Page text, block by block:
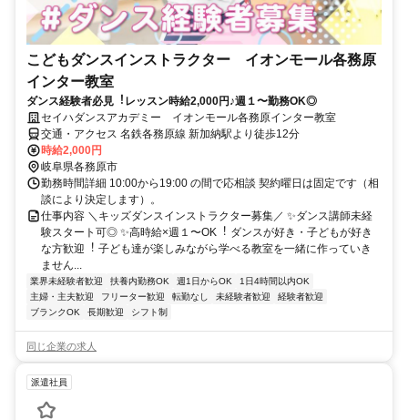
こどもダンスインストラクター イオンモール各務原
インター教室
ダンス経験者必⾒︕レッスン時給2,000円♪週１〜勤務OK◎
セイハダンスアカデミー イオンモール各務原インター教室
交通・アクセス 名鉄各務原線 新加納駅より徒歩12分
時給2,000円
岐阜県各務原市
勤務時間詳細 10:00から19:00 の間で応相談 契約曜日は固定です（相
談により決定します）。
仕事内容 ＼キッズダンスインストラクター募集／ ✨ダンス講師未経
験スタート可◎ ✨⾼時給×週１〜OK︕ ダンスが好き・⼦どもが好き
な⽅歓迎︕ ⼦ども達が楽しみながら学べる教室を⼀緒に作っていき
ません...
業界未経験者歓迎 扶養内勤務OK 週1日からOK
1日4時間以内OK
主婦・主夫歓迎
フリーター歓迎 転勤なし 未経験者歓迎
経験者歓迎
ブランクOK
長期歓迎 シフト制
同じ企業の求人
派遣社員